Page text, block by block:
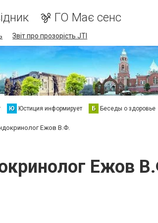
ГО Має сенс
Звіт про прозорість JTI
Ю Юстиция информирует Б Беседы о здоровье
Ежов В.Ф.
Ежов